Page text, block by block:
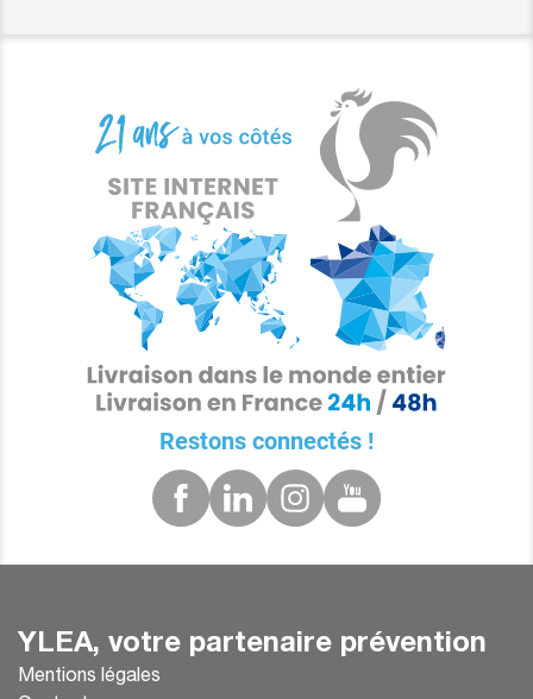
Restons connectés !
YLEA, votre partenaire prévention
Mentions légales